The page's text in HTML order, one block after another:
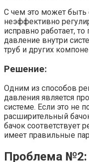
С чем это может быть
неэффективно
исправно работает,
давление внутри
труб и других
Решение:
Одним из способов
давления является
системе. Если это не
расширительный
бачок соответствует
имеет правильные
Проблема №2: